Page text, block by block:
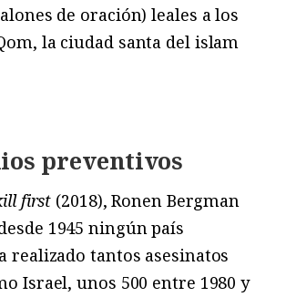
de oración) leales a los
la ciudad santa del islam
preventivos
first (2018), Ronen Bergman
1945 ningún país
realizado tantos asesinatos
Israel, unos 500 entre 1980 y